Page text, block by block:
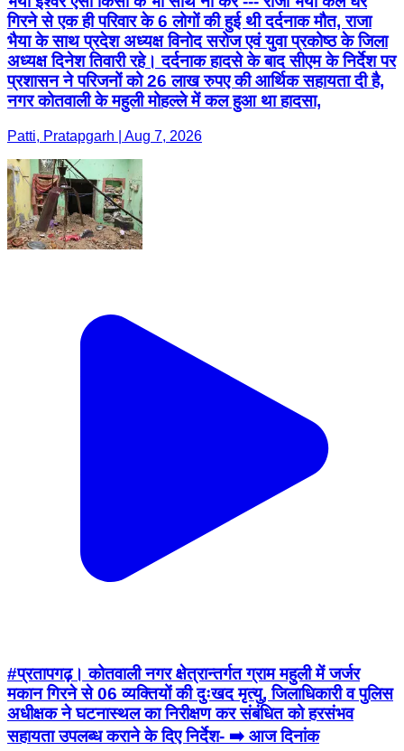
गिरने से एक ही परिवार के 6 लोगों की हुई थी दर्दनाक मौत, राजा
भैया के साथ प्रदेश अध्यक्ष विनोद सरोज एवं युवा प्रकोष्ठ के जिला
अध्यक्ष दिनेश तिवारी रहे। दर्दनाक हादसे के बाद सीएम के निर्देश पर
प्रशासन ने परिजनों को 26 लाख रुपए की आर्थिक सहायता दी है,
नगर कोतवाली के महुली मोहल्ले में कल हुआ था हादसा,
Patti, Pratapgarh | Aug 7, 2026
#प्रतापगढ़। कोतवाली नगर क्षेत्रान्तर्गत ग्राम महुली में जर्जर
मकान गिरने से 06 व्यक्तियों की दुःखद मृत्यु, जिलाधिकारी व पुलिस
अधीक्षक ने घटनास्थल का निरीक्षण कर संबंधित को हरसंभव
सहायता उपलब्ध कराने के दिए निर्देश- ➡️ आज दिनांक